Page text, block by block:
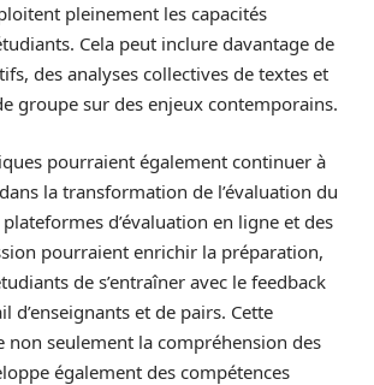
pleinement les capacités
Cela peut inclure davantage de
des analyses collectives de textes et
groupe sur des enjeux contemporains.
pourraient également continuer à
la transformation de l’évaluation du
d’évaluation en ligne et des
pourraient enrichir la préparation,
de s’entraîner avec le feedback
d’enseignants et de pairs. Cette
non seulement la compréhension des
également des compétences